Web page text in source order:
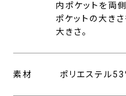
内ポケットを両
ポケットの大き
大きさ。
素材 ポリエステル